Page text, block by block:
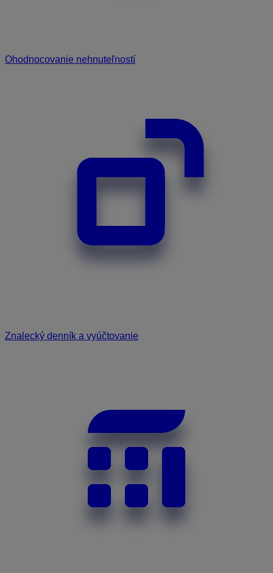
Ohodnocovanie nehnuteľností
Znalecký denník a vyúčtovanie